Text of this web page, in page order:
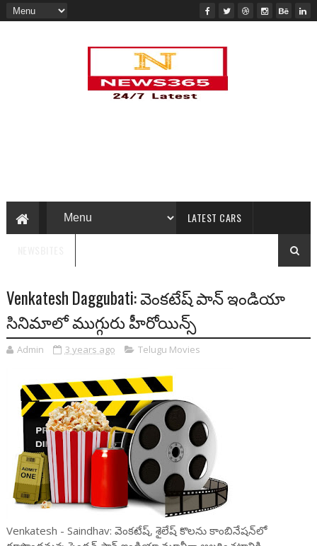
LATEST CARS
Venkatesh Daggubati: వెంక‌టేష్ పాన్ ఇండియా
సినిమాలో ముగ్గురు హీరోయిన్స్‌
Admin 3 years ago Telugu Movies
Venkatesh - Saindhav: వెంక‌టేష్, శైలేష్ కొల‌ను కాంబినేష‌న్‌లో